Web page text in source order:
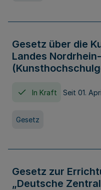
Gesetz über die
Landes
In Kraft Seit 01.
Gesetz
Gesetz zur
„Deutsche